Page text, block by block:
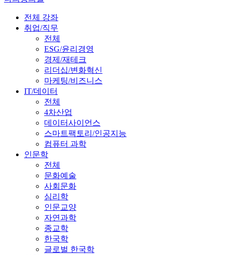
전체 강좌
취업/직무
전체
ESG/윤리경영
경제/재테크
리더십/변화혁신
마케팅/비즈니스
IT/데이터
전체
4차산업
데이터사이언스
스마트팩토리/인공지능
컴퓨터 과학
인문학
전체
문화예술
사회문화
심리학
인문교양
자연과학
종교학
한국학
글로벌 한국학